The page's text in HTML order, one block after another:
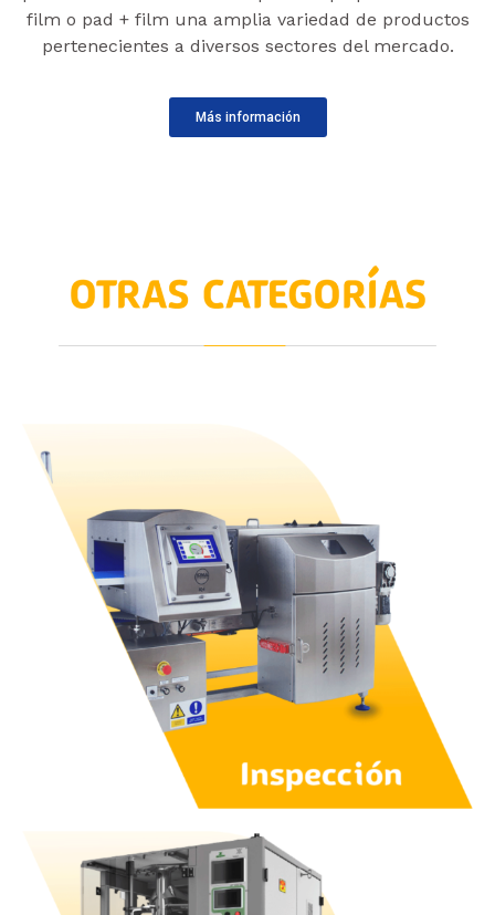
film o pad + film una amplia variedad de productos
pertenecientes a diversos sectores del mercado.
Más información